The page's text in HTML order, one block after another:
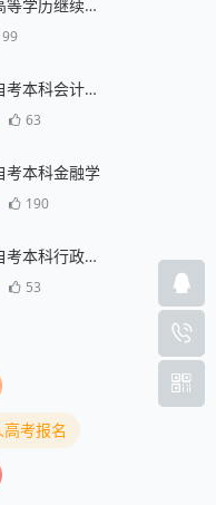
湖北科技学院高等学历继续教育招生简章
99
湖北工业大学自考本科会计专业
63
考本科金融学
190
湖北工业大学自考本科行政管理专业
53
考报名